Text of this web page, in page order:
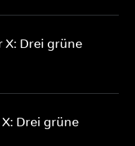
X: Drei grüne
Drei grüne